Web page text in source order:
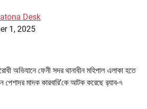
Desk
1, 2025
অভিযানে ফেনী সদর থানাধীন মহিপাল এলাকা হতে
মাদক কারবারি’কে আটক করেছে র‌্যাব-৭